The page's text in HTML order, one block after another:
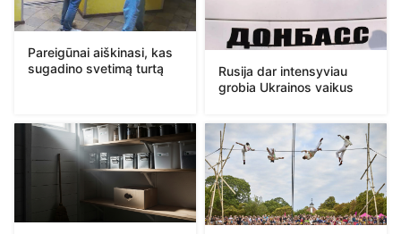
Pareigūnai aiškinasi, kas
sugadino svetimą turtą
Rusija dar intensyviau
grobia Ukrainos vaikus